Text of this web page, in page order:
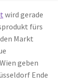
wird gerade
fürs
Markt
geben
Ende